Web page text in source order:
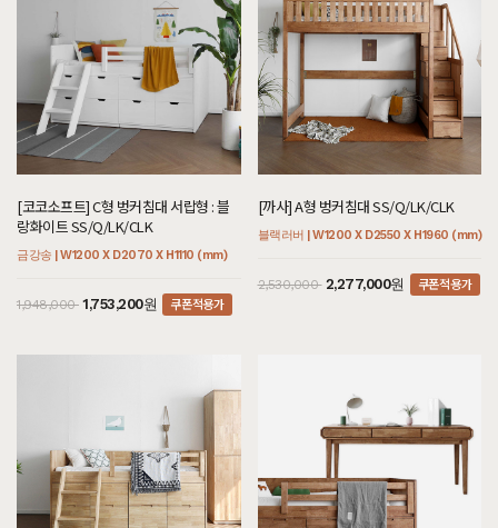
[코코소프트] C형 벙커침대 서랍형 : 블
랑화이트 SS/Q/LK/CLK
금강송 | W1200 X D2070 X H1110 (mm)
1,948,000 1,753,200원 쿠폰적용가
[까사] A형 벙커침대 SS/Q/LK/CLK
블랙러버 | W1200 X D2550 X H1960 (mm)
2,530,000 2,277,000원 쿠폰적용가